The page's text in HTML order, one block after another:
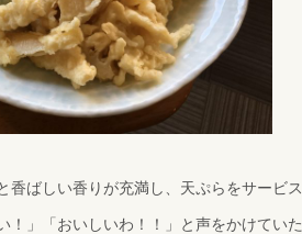
ばしい香りが充満し、天ぷらをサービス
」「おいしいわ！！」と声をかけていた